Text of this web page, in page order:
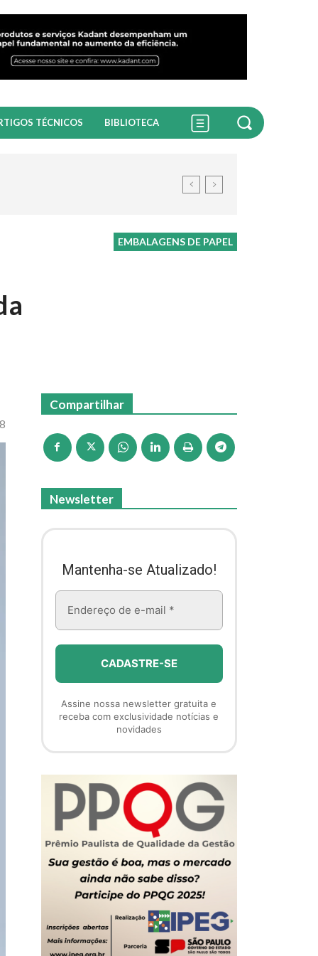
TÉCNICOS BIBLIOTECA
EMBALAGENS DE PAPEL
Compartilhar
Newsletter
Mantenha-se Atualizado!
Assine nossa newsletter gratuita e
receba com exclusividade notícias e
novidades